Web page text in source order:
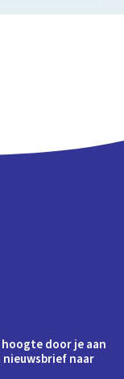
door je aan
naar